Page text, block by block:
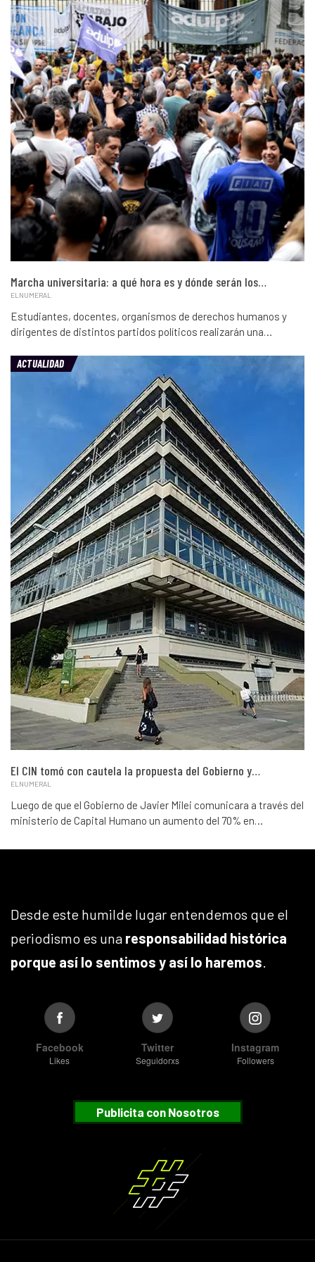
Marcha universitaria: a qué hora es y dónde serán los…
ELNUMERAL
Estudiantes, docentes, organismos de derechos humanos y
dirigentes de distintos partidos políticos realizarán una…
ACTUALIDAD
El CIN tomó con cautela la propuesta del Gobierno y…
ELNUMERAL
Luego de que el Gobierno de Javier Milei comunicara a través del
ministerio de Capital Humano un aumento del 70% en…
Desde este humilde lugar entendemos que el
periodismo es una responsabilidad histórica
porque así lo sentimos y así lo haremos
Facebook
Likes
Twitter
Seguidorxs
Instagram
Followers
Publicita con Nosotros